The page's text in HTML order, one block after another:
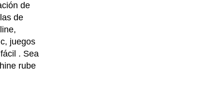
de
de
juegos
. Sea
rube